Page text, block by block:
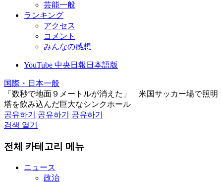
芸能一般
ランキング
アクセス
コメント
みんなの感想
YouTube 中央日報日本語版
国際・日本一般
「数秒で地面９メートルが消えた」 米国サッカー場で照明
塔を飲み込んだ巨大なシンクホール
공유하기
공유하기
공유하기
검색 열기
전체 카테고리 메뉴
ニュース
政治